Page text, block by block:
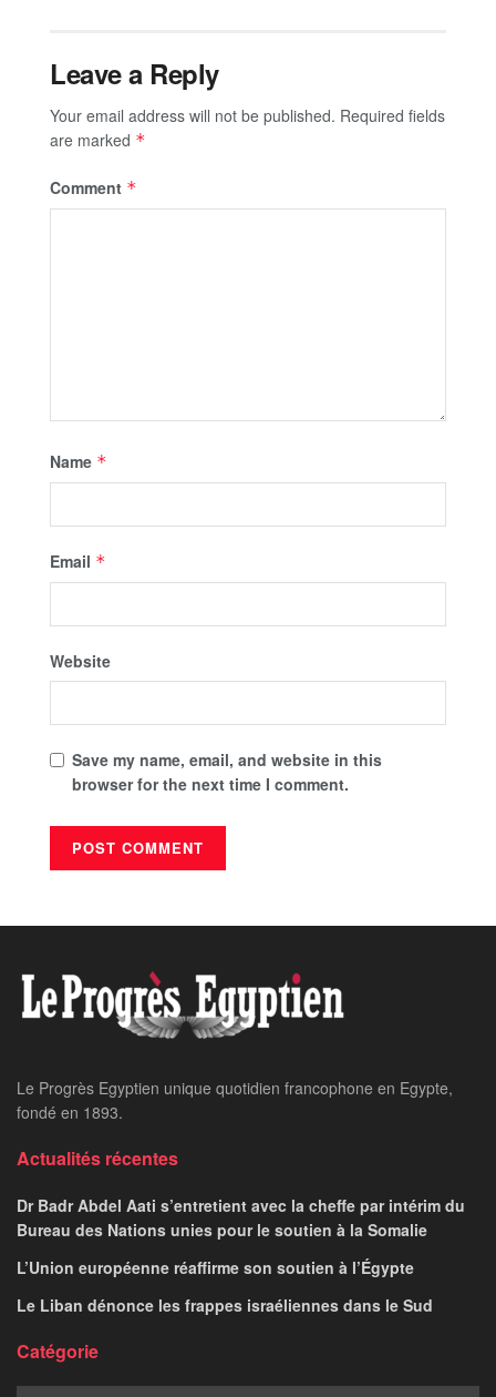
Leave a Reply
Your email address will not be published. Required fields
are marked *
Comment *
Name *
Email *
Website
Save my name, email, and website in this
browser for the next time I comment.
Le Progrès Egyptien unique quotidien francophone en Egypte,
fondé en 1893.
Actualités récentes
Dr Badr Abdel Aati s’entretient avec la cheffe par intérim du
Bureau des Nations unies pour le soutien à la Somalie
L’Union européenne réaffirme son soutien à l’Égypte
Le Liban dénonce les frappes israéliennes dans le Sud
Catégorie